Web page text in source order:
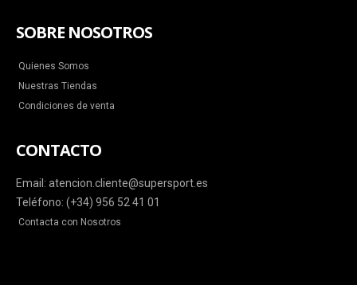
SOBRE NOSOTROS
Quienes Somos
Nuestras Tiendas
Condiciones de venta
CONTACTO
Email: atencion.cliente@supersport.es
Teléfono: (+34) 956 52 41 01
Contacta con Nosotros